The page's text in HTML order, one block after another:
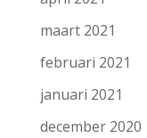
maart 2021
februari 2021
januari 2021
december 2020